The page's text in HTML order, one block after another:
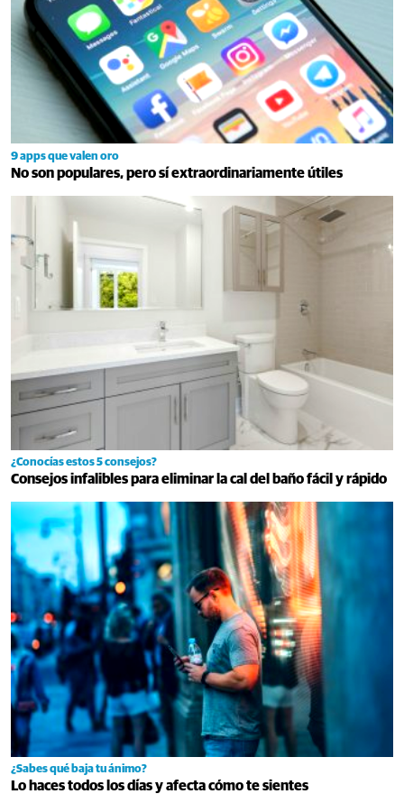
9 apps que valen oro
No son populares, pero sí extraordinariamente útiles
¿Conocías estos 5 consejos?
Consejos infalibles para eliminar la cal del baño fácil y rápido
¿Sabes qué baja tu ánimo?
Lo haces todos los días y afecta cómo te sientes